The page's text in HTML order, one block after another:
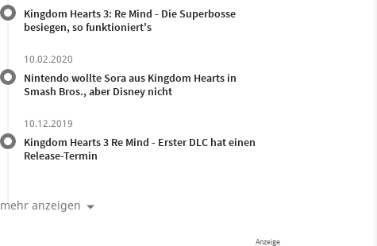
Kingdom Hearts 3: Re Mind - Die Superbosse
besiegen, so funktioniert's
10.02.2020
Nintendo wollte Sora aus Kingdom Hearts in
Smash Bros., aber Disney nicht
10.12.2019
Kingdom Hearts 3 Re Mind - Erster DLC hat einen
Release-Termin
mehr anzeigen